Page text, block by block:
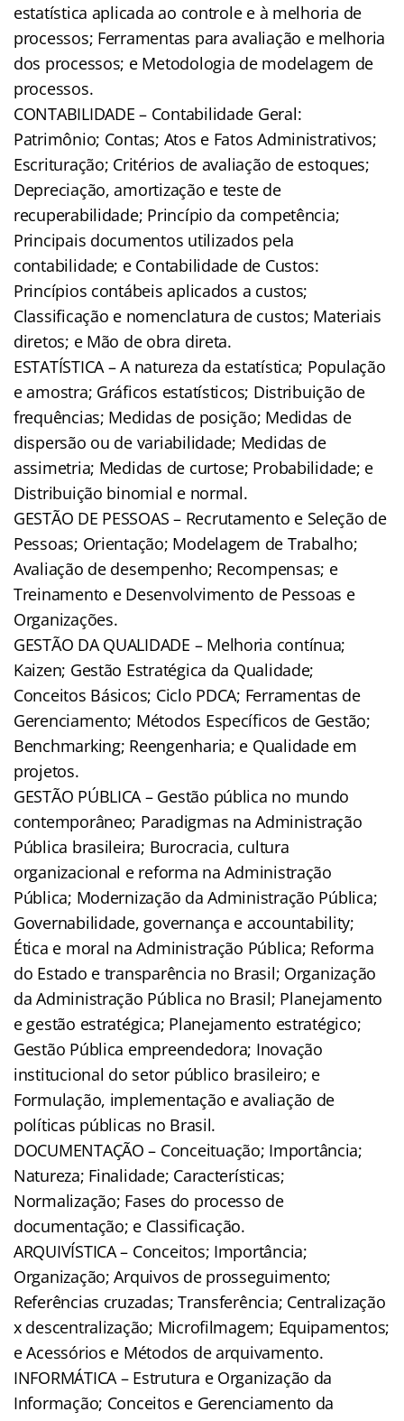
estatística aplicada ao controle e à melhoria de
processos; Ferramentas para avaliação e melhoria
dos processos; e Metodologia de modelagem de
processos.
CONTABILIDADE – Contabilidade Geral:
Patrimônio; Contas; Atos e Fatos Administrativos;
Escrituração; Critérios de avaliação de estoques;
Depreciação, amortização e teste de
recuperabilidade; Princípio da competência;
Principais documentos utilizados pela
contabilidade; e Contabilidade de Custos:
Princípios contábeis aplicados a custos;
Classificação e nomenclatura de custos; Materiais
diretos; e Mão de obra direta.
ESTATÍSTICA – A natureza da estatística; População
e amostra; Gráficos estatísticos; Distribuição de
frequências; Medidas de posição; Medidas de
dispersão ou de variabilidade; Medidas de
assimetria; Medidas de curtose; Probabilidade; e
Distribuição binomial e normal.
GESTÃO DE PESSOAS – Recrutamento e Seleção de
Pessoas; Orientação; Modelagem de Trabalho;
Avaliação de desempenho; Recompensas; e
Treinamento e Desenvolvimento de Pessoas e
Organizações.
GESTÃO DA QUALIDADE – Melhoria contínua;
Kaizen; Gestão Estratégica da Qualidade;
Conceitos Básicos; Ciclo PDCA; Ferramentas de
Gerenciamento; Métodos Específicos de Gestão;
Benchmarking; Reengenharia; e Qualidade em
projetos.
GESTÃO PÚBLICA – Gestão pública no mundo
contemporâneo; Paradigmas na Administração
Pública brasileira; Burocracia, cultura
organizacional e reforma na Administração
Pública; Modernização da Administração Pública;
Governabilidade, governança e accountability;
Ética e moral na Administração Pública; Reforma
do Estado e transparência no Brasil; Organização
da Administração Pública no Brasil; Planejamento
e gestão estratégica; Planejamento estratégico;
Gestão Pública empreendedora; Inovação
institucional do setor público brasileiro; e
Formulação, implementação e avaliação de
políticas públicas no Brasil.
DOCUMENTAÇÃO – Conceituação; Importância;
Natureza; Finalidade; Características;
Normalização; Fases do processo de
documentação; e Classificação.
ARQUIVÍSTICA – Conceitos; Importância;
Organização; Arquivos de prosseguimento;
Referências cruzadas; Transferência; Centralização
x descentralização; Microfilmagem; Equipamentos;
e Acessórios e Métodos de arquivamento.
INFORMÁTICA – Estrutura e Organização da
Informação; Conceitos e Gerenciamento da